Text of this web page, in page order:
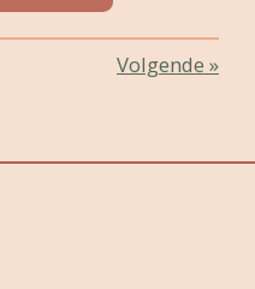
Volgende »